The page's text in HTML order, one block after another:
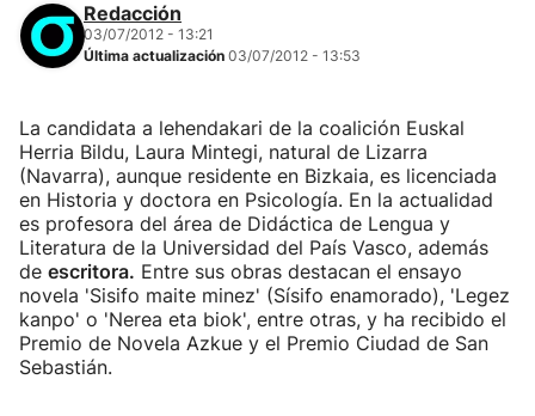
Redacción
03/07/2012 - 13:21
Última actualización 03/07/2012 - 13:53
La candidata a lehendakari de la coalición Euskal
Herria Bildu, Laura Mintegi, natural de Lizarra
(Navarra), aunque residente en Bizkaia, es licenciada
en Historia y doctora en Psicología. En la actualidad
es profesora del área de Didáctica de Lengua y
Literatura de la Universidad del País Vasco, además
de escritora. Entre sus obras destacan el ensayo
novela 'Sisifo maite minez' (Sísifo enamorado), 'Legez
kanpo' o 'Nerea eta biok', entre otras, y ha recibido el
Premio de Novela Azkue y el Premio Ciudad de San
Sebastián.